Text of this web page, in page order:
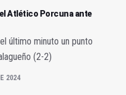
Atlético Porcuna ante
último minuto un punto
(2-2)
2024